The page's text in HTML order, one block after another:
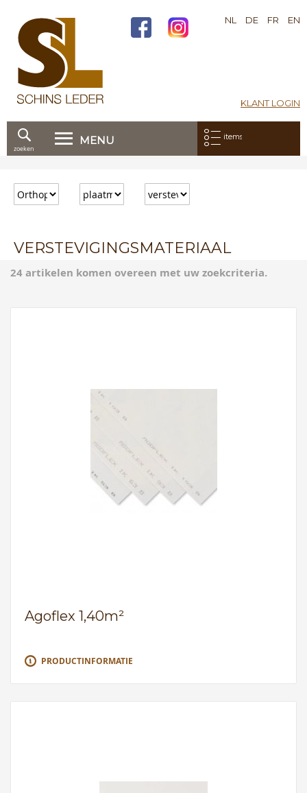
KLANT LOGIN
NL DE FR EN
MENU Mijn bestelling:
items
door
naar
zoeken
VERSTEVIGINGSMATERIAAL
24 artikelen komen overeen met uw zoekcriteria.
Agoflex 1,40m²
PRODUCTINFORMATIE